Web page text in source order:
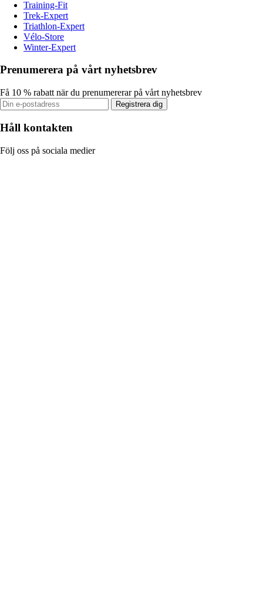
Training-Fit
Trek-Expert
Triathlon-Expert
Vélo-Store
Winter-Expert
Prenumerera på vårt nyhetsbrev
Få 10 % rabatt när du prenumererar på vårt nyhetsbrev
Registrera dig
Håll kontakten
Följ oss på sociala medier